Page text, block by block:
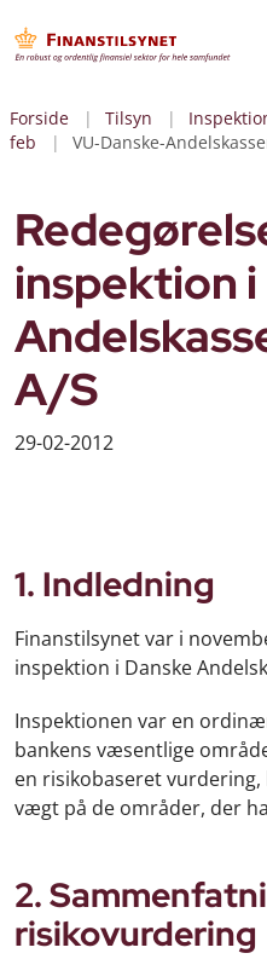
Forside Tilsyn
feb
VU-Danske-
inspektion i
A/S
29-02-2012
1. Indledning
Finanstilsynet var i
inspektion i Danske
Inspektionen var en
bankens væsentlige
en risikobaseret
vægt på de områder, der
2.
risikovurdering